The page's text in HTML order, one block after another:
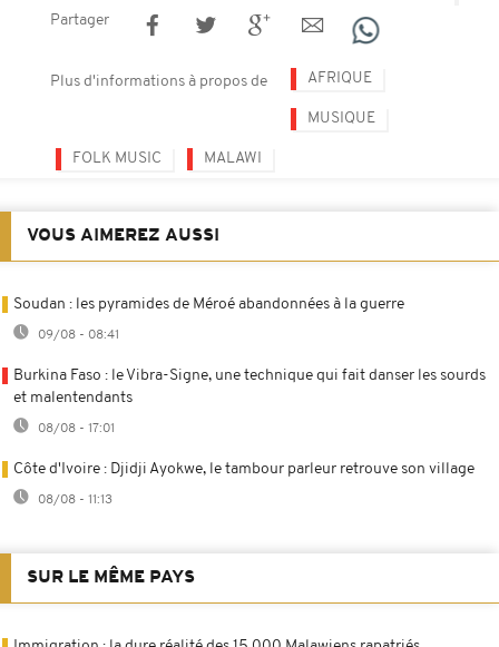
Partager
Plus d'informations à propos de AFRIQUE
MUSIQUE
FOLK MUSIC MALAWI
VOUS AIMEREZ AUSSI
Soudan : les pyramides de Méroé abandonnées à la guerre
09/08 - 08:41
Burkina Faso : le Vibra-Signe, une technique qui fait danser les sourds
et malentendants
08/08 - 17:01
Côte d'Ivoire : Djidji Ayokwe, le tambour parleur retrouve son village
08/08 - 11:13
SUR LE MÊME PAYS